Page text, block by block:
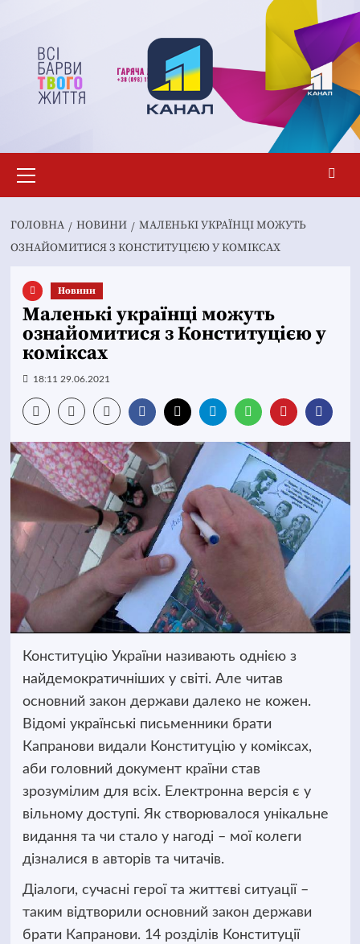
вмісту
меню
ГОЛОВНА НОВИНИ
МАЛЕНЬКІ УКРАЇНЦІ МОЖУТЬ
ОЗНАЙОМИТИСЯ З КОНСТИТУЦІЄЮ У КОМІКСАХ
Новини
Маленькі українці можуть
ознайомитися з Конституцією у
коміксах
18:11 29.06.2021
Конституцію України називають однією з
найдемократичніших у світі. Але читав
основний закон держави далеко не кожен.
Відомі українські письменники брати
Капранови видали Конституцію у коміксах,
аби головний документ країни став
зрозумілим для всіх. Електронна версія є у
вільному доступі. Як створювалося унікальне
видання та чи стало у нагоді – мої колеги
дізналися в авторів та читачів.
Діалоги, сучасні герої та життєві ситуації –
таким відтворили основний закон держави
брати Капранови. 14 розділів Конституції